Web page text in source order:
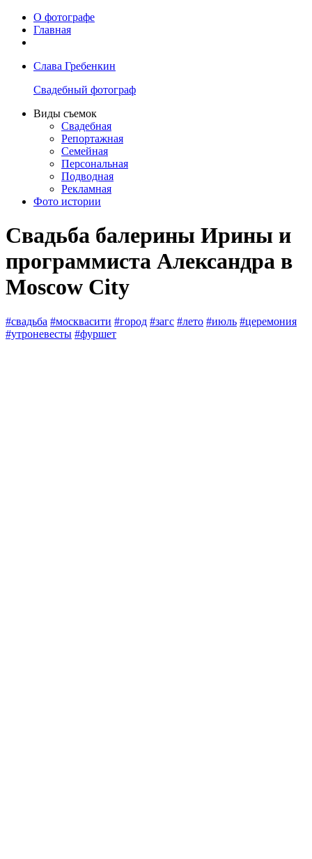
О фотографе
Главная
Слава Гребенкин
Свадебный фотограф
Виды съемок
Свадебная
Репортажная
Семейная
Персональная
Подводная
Рекламная
Фото истории
Свадьба балерины Ирины и
программиста Александра в
Moscow City
#свадьба #москвасити #город #загс #лето #июль #церемония
#утроневесты #фуршет